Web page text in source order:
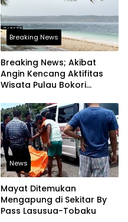
Breaking News
Breaking News; Akibat
Angin Kencang Aktifitas
Wisata Pulau Bokori
Pengelola Alami Kerusakan
News
Mayat Ditemukan
Mengapung di Sekitar By
Pass Lasusua-Tobaku